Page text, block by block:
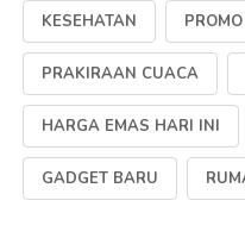
KESEHATAN
PRAKIRAAN CUACA
HARGA EMAS HARI INI
GADGET BARU